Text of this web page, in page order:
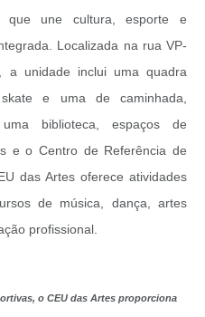
que une cultura, esporte e
Localizada na rua VP-
a unidade inclui uma quadra
e uma de caminhada,
biblioteca, espaços de
e o Centro de Referência de
das Artes oferece atividades
de música, dança, artes
profissional.
o CEU das Artes proporciona